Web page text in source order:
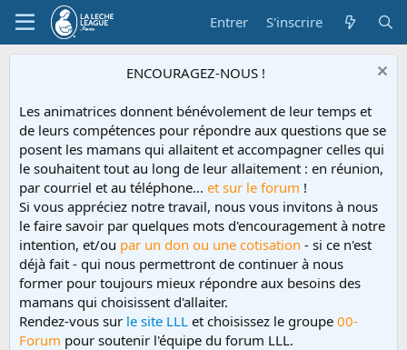
Entrer S'inscrire
ENCOURAGEZ-NOUS !
Les animatrices donnent bénévolement de leur temps et
de leurs compétences pour répondre aux questions que se
posent les mamans qui allaitent et accompagner celles qui
le souhaitent tout au long de leur allaitement : en réunion,
par courriel et au téléphone... et sur le forum !
Si vous appréciez notre travail, nous vous invitons à nous
le faire savoir par quelques mots d'encouragement à notre
intention, et/ou par un don ou une cotisation - si ce n'est
déjà fait - qui nous permettront de continuer à nous
former pour toujours mieux répondre aux besoins des
mamans qui choisissent d'allaiter.
Rendez-vous sur le site LLL et choisissez le groupe 00-
Forum pour soutenir l'équipe du forum LLL.